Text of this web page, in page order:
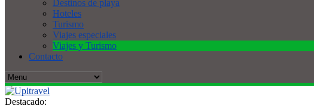
Destinos de playa
Hoteles
Turismo
Viajes especiales
Viajes y Turismo
Contacto
Destacado: